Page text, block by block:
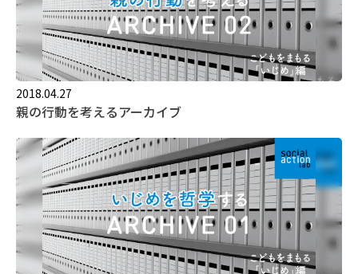
2018.04.27
親の行動を考えるアーカイブ